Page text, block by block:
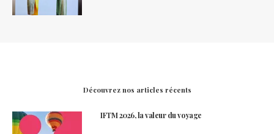
Découvrez nos articles récents
IFTM 2026, la valeur du voyage